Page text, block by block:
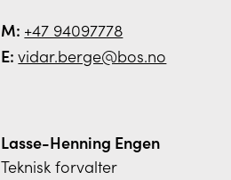
M: +47 94097778
E:vidar.berge@bos.no
Lasse-Henning Engen
Teknisk forvalter